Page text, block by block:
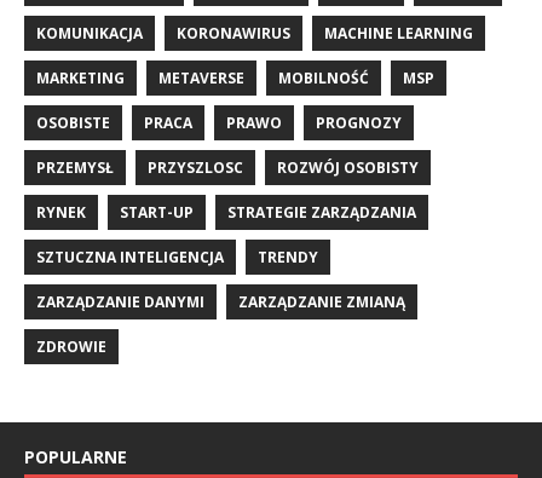
KOMUNIKACJA KORONAWIRUS MACHINE LEARNING
MARKETING METAVERSE MOBILNOŚĆ MSP
OSOBISTE PRACA PRAWO PROGNOZY
PRZEMYSŁ PRZYSZLOSC ROZWÓJ OSOBISTY
RYNEK START-UP STRATEGIE ZARZĄDZANIA
SZTUCZNA INTELIGENCJA TRENDY
ZARZĄDZANIE DANYMI ZARZĄDZANIE ZMIANĄ
ZDROWIE
POPULARNE